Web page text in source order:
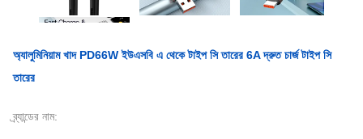
অ্যালুমিনিয়াম খাদ PD66W ইউএসবি এ থেকে টাইপ সি তারের 6A দ্রুত চার্জ টাইপ সি
তারের
ব্র্যান্ডের নাম: